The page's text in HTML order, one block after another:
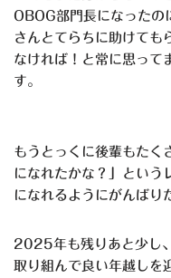
OBOG部門長になったの
さんとてらちに助けても
なければ！と常に思って
す。
もうとっくに後輩もたく
になれたかな？」という
になれるようにがんばり
2025年も残りあと少し
取り組んで良い年越しを